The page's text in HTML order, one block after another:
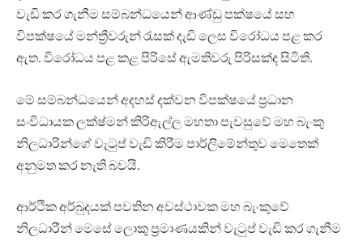
වැඩි කර ගැනීම සම්බන්ධයෙන් ආණ්ඩු පක්ෂයේ සහ
විපක්ෂයේ මන්ත්‍රීවරුන් රැසක් දැඩි ලෙස විරෝධය පළ කර
ඇත. විරෝධය පළ කළ පිරිසේ ඇමතිවරු පිරිසක්ද සිටිති.
මේ සම්බන්ධයෙන් අදහස් දක්වන විපක්ෂයේ ප්‍රධාන
සංවිධායක ලක්ෂ්මන් කිරිඇල්ල මහතා පැවසුවේ මහ බැංකු
නිලධාරින්ගේ වැටුප් වැඩි කිරීම පාර්ලිමේන්තුව මෙතෙක්
අනුමත කර නැති බවයි.
ආර්ථික අර්බුදයක් පවතින අවස්ථාවක මහ බැංකුවේ
නිලධාරීන් මෙසේ ලොකු ප්‍රමාණයකින් වැටුප් වැඩි කර ගැනීම